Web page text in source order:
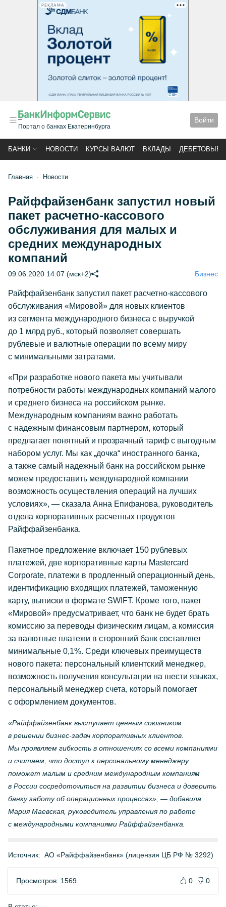
РЕКЛАМА
Портал о банках Екатеринбурга
Войти
БАНКИ НОВОСТИ КУРСЫ ВАЛЮТ ВКЛАДЫ ДЕБЕТОВЫЕ
Главная Новости
Райффайзенбанк запустил новый
пакет расчетно-кассового
обслуживания для малых и
средних международных
компаний
09.06.2020 14:07 (мск+2) Бизнес
Райффайзенбанк запустил пакет расчетно-кассового
обслуживания «Мировой» для новых клиентов
из сегмента международного бизнеса с выручкой
до 1 млрд руб., который позволяет совершать
рублевые и валютные операции по всему миру
с минимальными затратами.
«При разработке нового пакета мы учитывали
потребности работы международных компаний малого
и среднего бизнеса на российском рынке.
Международным компаниям важно работать
с надежным финансовым партнером, который
предлагает понятный и прозрачный тариф с выгодным
набором услуг. Мы как „дочка“ иностранного банка,
а также самый надежный банк на российском рынке
можем предоставить международной компании
возможность осуществления операций на лучших
условиях», — сказала Анна Епифанова, руководитель
отдела корпоративных расчетных продуктов
Райффайзенбанка.
Пакетное предложение включает 150 рублевых
платежей, две корпоративные карты Mastercard
Corporate, платежи в продленный операционный день,
идентификацию входящих платежей, таможенную
карту, выписки в формате SWIFT. Кроме того, пакет
«Мировой» предусматривает, что банк не будет брать
комиссию за переводы физическим лицам, а комиссия
за валютные платежи в сторонний банк составляет
минимальные 0,1%. Среди ключевых преимуществ
нового пакета: персональный клиентский менеджер,
возможность получения консультации на шести языках,
персональный менеджер счета, который помогает
с оформлением документов.
«Райффайзенбанк выступает ценным союзником
в решении бизнес-задач корпоративных клиентов.
Мы проявляем гибкость в отношениях со всеми компаниями
и считаем, что доступ к персональному менеджеру
поможет малым и средним международным компаниям
в России сосредоточиться на развитии бизнеса и доверить
банку заботу об операционных процессах», — добавила
Мария Маевская, руководитель управления по работе
с международными компаниями Райффайзенбанка.
Источник: АО «Райффайзенбанк» (лицензия ЦБ РФ № 3292)
Просмотров: 1569 0 0